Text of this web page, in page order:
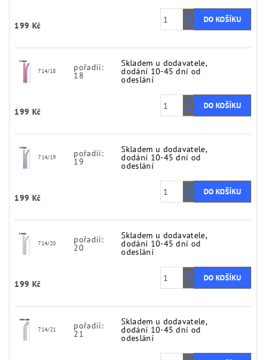
199 Kč
714/18 pořadíí:
18
Skladem u dodavatele,
dodání 10-45 dní od
odeslání
199 Kč
714/19 pořadíí:
19
Skladem u dodavatele,
dodání 10-45 dní od
odeslání
199 Kč
714/20 pořadíí:
20
Skladem u dodavatele,
dodání 10-45 dní od
odeslání
199 Kč
714/21 pořadíí:
21
Skladem u dodavatele,
dodání 10-45 dní od
odeslání